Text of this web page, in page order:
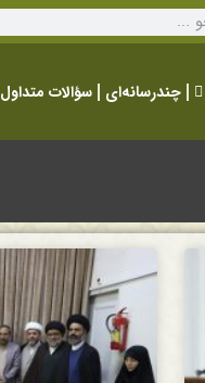
چندرسانه‌ای سؤالات متداول